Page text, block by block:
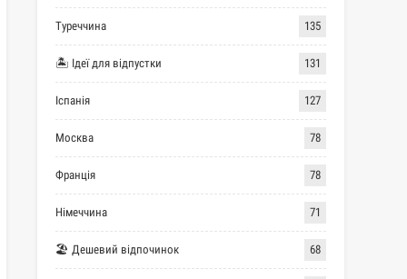
Туреччина 135
🏝 Ідеї для відпустки 131
Іспанія 127
Москва 78
Франція 78
Німеччина 71
🏖 Дешевий відпочинок 68